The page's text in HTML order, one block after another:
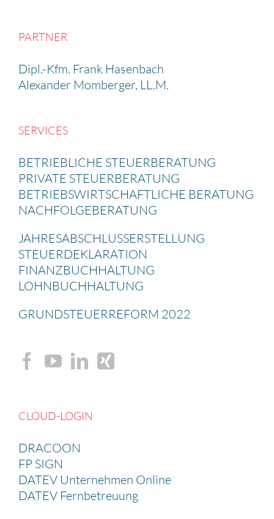
PARTNER
Dipl.-Kfm. Frank Hasen­bach
Alexander Momberger, LL.M.
SERVICES
BETRIEB­LICHE STEUER­BE­RA­TUNG
PRIVATE STEUER­BE­RA­TUNG
BETRIEBS­WIRT­SCHAFT­LICHE BERATUNG
NACHFOL­GE­BE­RA­TUNG
JAHRES­AB­SCHLUSS­ERSTEL­LUNG
STEUER­DE­KLA­RA­TION
FINANZ­BUCH­HAL­TUNG
LOHNBUCH­HAL­TUNG
GRUND­STEU­ER­RE­FORM 2022
CLOUD-LOGIN
DRACOON
FP SIGN
DATEV Unternehmen Online
DATEV Fernbetreuung